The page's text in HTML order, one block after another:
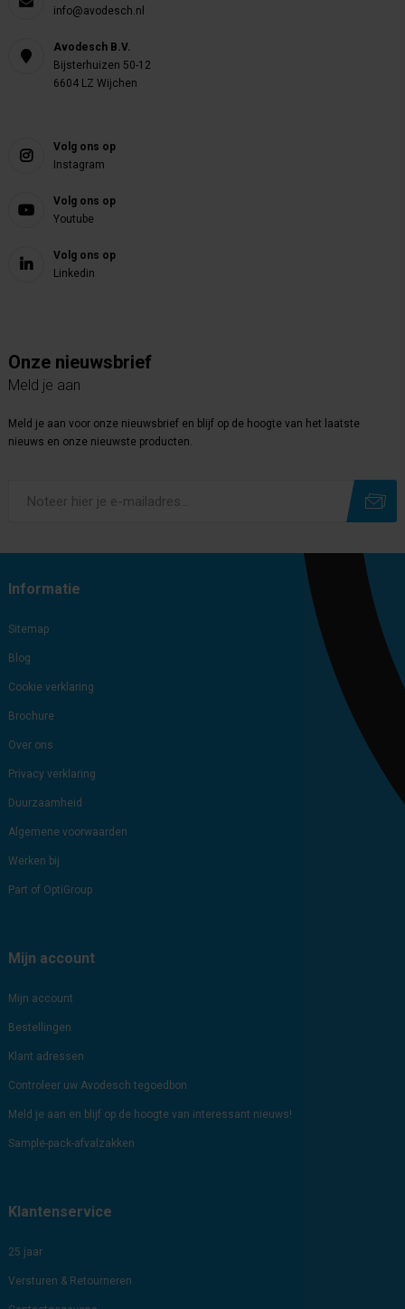
info@avodesch.nl
Avodesch B.V.
Bijsterhuizen 50-12
6604 LZ Wijchen
Volg ons op
Instagram
Volg ons op
Youtube
Volg ons op
Linkedin
Onze nieuwsbrief
Meld je aan
Meld je aan voor onze nieuwsbrief en blijf op de hoogte van het laatste
nieuws en onze nieuwste producten.
Informatie
Sitemap
Blog
Cookie verklaring
Brochure
Over ons
Privacy verklaring
Duurzaamheid
Algemene voorwaarden
Werken bij
Part of OptiGroup
Mijn account
Mijn account
Bestellingen
Klant adressen
Controleer uw Avodesch tegoedbon
Meld je aan en blijf op de hoogte van interessant nieuws!
Sample-pack-afvalzakken
Klantenservice
25 jaar
Versturen & Retourneren